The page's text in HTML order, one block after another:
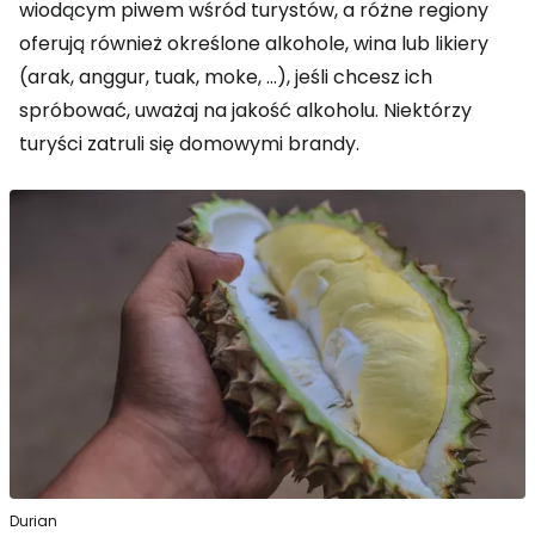
wiodącym piwem wśród turystów, a różne regiony
oferują również określone alkohole, wina lub likiery
(arak, anggur, tuak, moke, ...), jeśli chcesz ich
spróbować, uważaj na jakość alkoholu. Niektórzy
turyści zatruli się domowymi brandy.
Durian